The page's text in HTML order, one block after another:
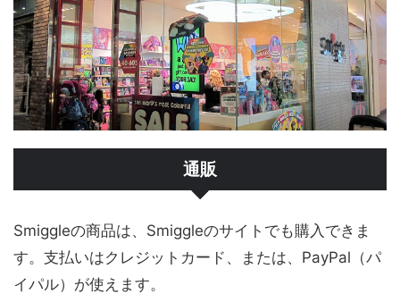
通販
Smiggleの商品は、Smiggleのサイトでも購入できま
す。支払いはクレジットカード、または、PayPal（パ
イパル）が使えます。